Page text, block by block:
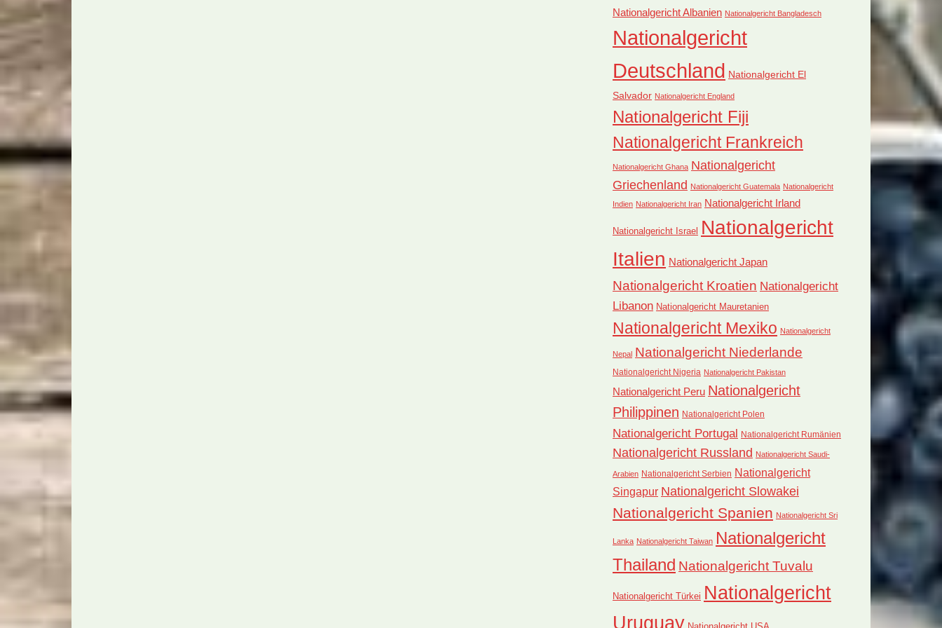
Nationalgericht Albanien Nationalgericht Bangladesch
Nationalgericht
Deutschland Nationalgericht El
Salvador Nationalgericht England
Nationalgericht Fiji
Nationalgericht Frankreich
Nationalgericht Ghana Nationalgericht
Griechenland Nationalgericht Guatemala Nationalgericht
Indien Nationalgericht Iran Nationalgericht Irland
Nationalgericht Israel Nationalgericht
Italien Nationalgericht Japan
Nationalgericht Kroatien Nationalgericht
Libanon Nationalgericht Mauretanien
Nationalgericht Mexiko Nationalgericht
Nepal Nationalgericht Niederlande
Nationalgericht Nigeria Nationalgericht Pakistan
Nationalgericht Peru Nationalgericht
Philippinen Nationalgericht Polen
Nationalgericht Portugal Nationalgericht Rumänien
Nationalgericht Russland Nationalgericht Saudi-
Arabien Nationalgericht Serbien Nationalgericht
Singapur Nationalgericht Slowakei
Nationalgericht Spanien Nationalgericht Sri
Lanka Nationalgericht Taiwan Nationalgericht
Thailand Nationalgericht Tuvalu
Nationalgericht Türkei Nationalgericht
Uruguay